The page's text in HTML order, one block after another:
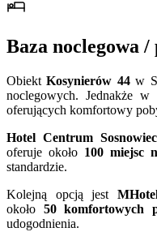
Baza noclegowa
ObiektKosynierów 44w
noclegowych. Jednakże
oferujących komfortowy
Hotel Centrum Sosnowiec
oferuje około 100 miejsc
standardzie.
Kolejną opcją jest
około 50 komfortowych
udogodnienia.